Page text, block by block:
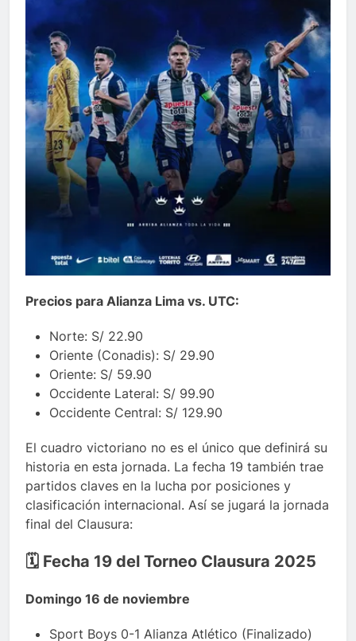
Precios para Alianza Lima vs. UTC:
Norte: S/ 22.90
Oriente (Conadis): S/ 29.90
Oriente: S/ 59.90
Occidente Lateral: S/ 99.90
Occidente Central: S/ 129.90
El cuadro victoriano no es el único que definirá su
historia en esta jornada. La fecha 19 también trae
partidos claves en la lucha por posiciones y
clasificación internacional. Así se jugará la jornada
final del Clausura:
🗓️ Fecha 19 del Torneo Clausura 2025
Domingo 16 de noviembre
Sport Boys 0-1 Alianza Atlético (Finalizado)